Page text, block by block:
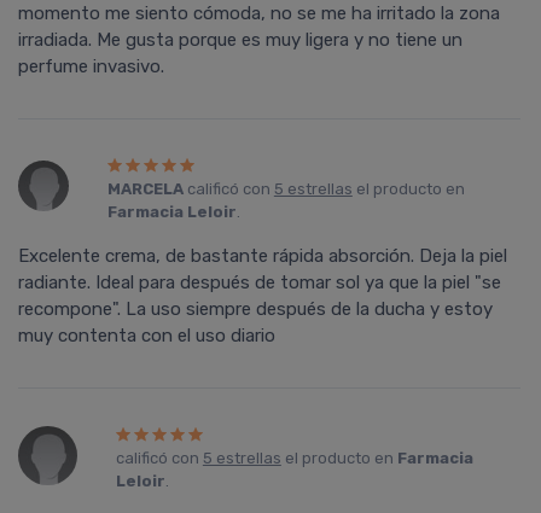
momento me siento cómoda, no se me ha irritado la zona
irradiada. Me gusta porque es muy ligera y no tiene un
perfume invasivo.
MARCELAcalificó con 5 estrellas el producto en
Farmacia Leloir.
Excelente crema, de bastante rápida absorción. Deja la piel
radiante. Ideal para después de tomar sol ya que la piel "se
recompone". La uso siempre después de la ducha y estoy
muy contenta con el uso diario
calificó con 5 estrellas el producto en Farmacia
Leloir.